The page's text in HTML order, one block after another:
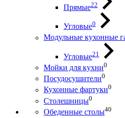
Прямые22
Угловые0
Модульные кухонные
Угловые21
Мойки для кухни0
Посудосушители0
Кухонные фартуки0
Столешницы0
Обеденные столы40